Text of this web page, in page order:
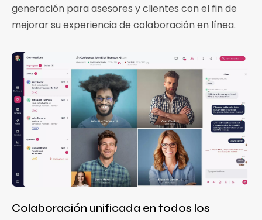
generación para asesores y clientes con el fin de
mejorar su experiencia de colaboración en línea.
Colaboración unificada en todos los